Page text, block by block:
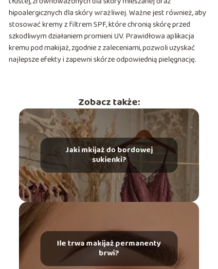
hipoalergicznych dla skóry wrażliwej. Ważne jest również, aby
stosować kremy z filtrem SPF, które chronią skórę przed
szkodliwym działaniem promieni UV. Prawidłowa aplikacja
kremu pod makijaż, zgodnie z zaleceniami, pozwoli uzyskać
najlepsze efekty i zapewni skórze odpowiednią pielęgnację.
Zobacz także:
Jaki mkijaż do bordowej
sukienki?
Ile trwa makijaż permanenty
brwi?